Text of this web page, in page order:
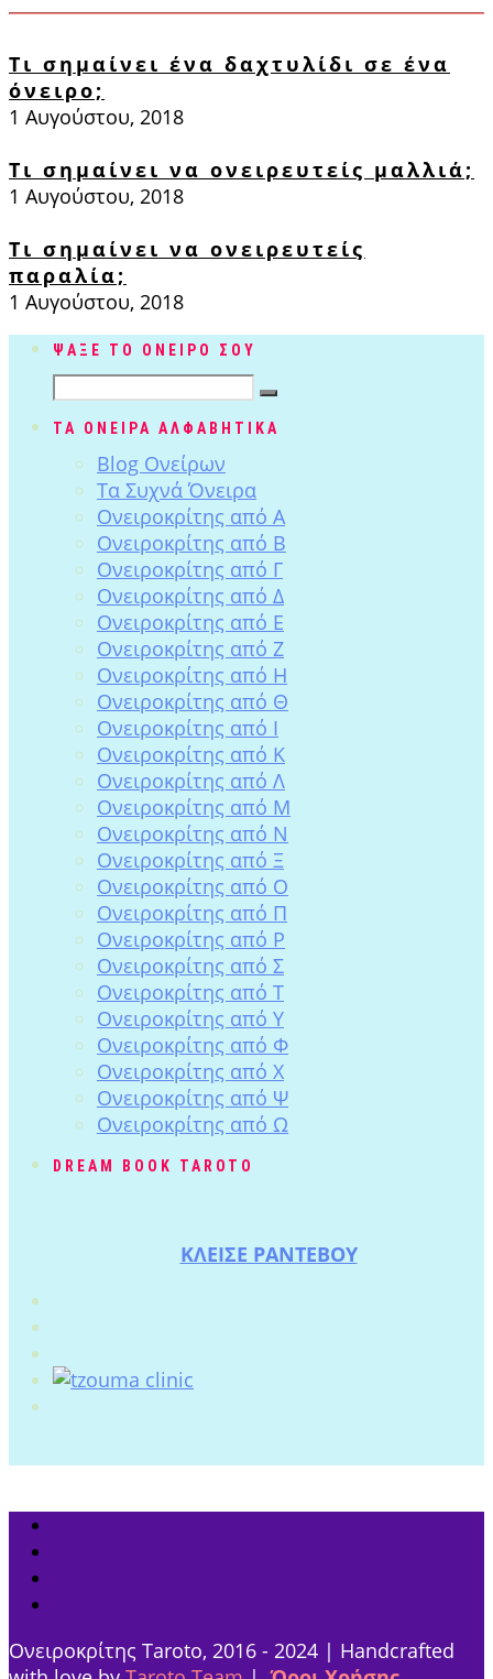
Τι σημαίνει ένα δαχτυλίδι σε ένα
όνειρο;
1 Αυγούστου, 2018
Τι σημαίνει να ονειρευτείς μαλλιά;
1 Αυγούστου, 2018
Τι σημαίνει να ονειρευτείς
παραλία;
1 Αυγούστου, 2018
ΨΑΞΕ ΤΟ ΟΝΕΙΡΟ ΣΟΥ
ΤΑ ΟΝΕΙΡΑ ΑΛΦΑΒΗΤΙΚΑ
Blog Ονείρων
Tα Συχνά Όνειρα
Ονειροκρίτης από Α
Ονειροκρίτης από Β
Ονειροκρίτης από Γ
Ονειροκρίτης από Δ
Ονειροκρίτης από Ε
Ονειροκρίτης από Ζ
Ονειροκρίτης από Η
Ονειροκρίτης από Θ
Ονειροκρίτης από Ι
Ονειροκρίτης από Κ
Ονειροκρίτης από Λ
Ονειροκρίτης από Μ
Ονειροκρίτης από Ν
Ονειροκρίτης από Ξ
Ονειροκρίτης από Ο
Ονειροκρίτης από Π
Ονειροκρίτης από Ρ
Ονειροκρίτης από Σ
Ονειροκρίτης από Τ
Ονειροκρίτης από Υ
Ονειροκρίτης από Φ
Ονειροκρίτης από Χ
Ονειροκρίτης από Ψ
Ονειροκρίτης από Ω
DREAM BOOK TAROTO
ΚΛΕΙΣΕ ΡΑΝΤΕΒΟΥ
Ονειροκρίτης Taroto, 2016 - 2024 | Handcrafted